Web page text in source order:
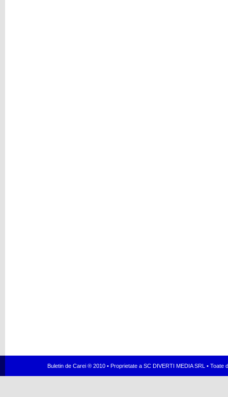
Buletin de Carei ® 2010 • Proprietate a SC DIVERTI MEDIA SRL •